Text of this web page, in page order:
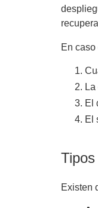
En
El
El
Existen